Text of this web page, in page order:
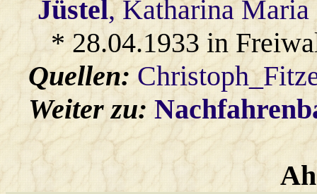
Jüstel, Katharina Maria
* 28.04.1933 in
Quellen:
Weiter zu: